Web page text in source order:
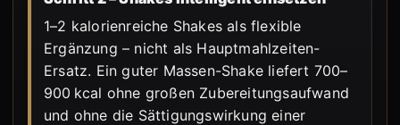
1–2 kalorienreiche Shakes als flexible
Ergänzung – nicht als Hauptmahlzeiten-
Ersatz. Ein guter Massen-Shake liefert 700–
900 kcal ohne großen Zubereitungsaufwand
und ohne die Sättigungswirkung einer